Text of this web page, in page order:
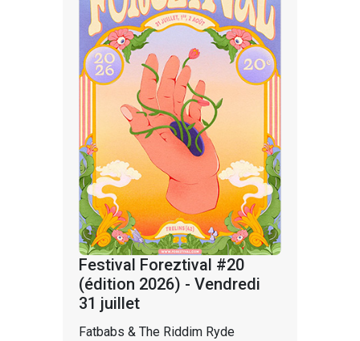
Festival Foreztival #20
(édition 2026) - Vendredi
31 juillet
Fatbabs & The Riddim Ryde